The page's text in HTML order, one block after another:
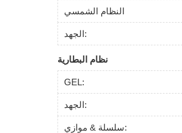
النظام الشمسي
الجهد:
نظام البطارية
GEL:
الجهد:
سلسلة & موازي: